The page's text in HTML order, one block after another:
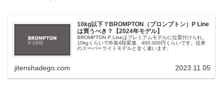
10kg以下？BROMPTON（ブロンプトン）P Line
は買うべき？【2024年モデル】
BROMPTON P Lineはプレミアムモデルに位置付けられ、
10kgくらいで外装4段変速、400,000円くらいです。従来
のスーパーライトモデルと全く違います。
jitenshadego.com 2023.11.05